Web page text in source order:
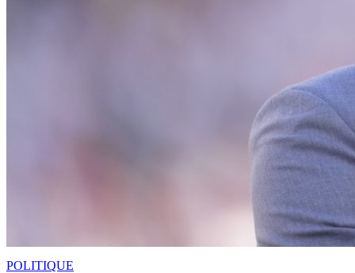
POLITIQUE